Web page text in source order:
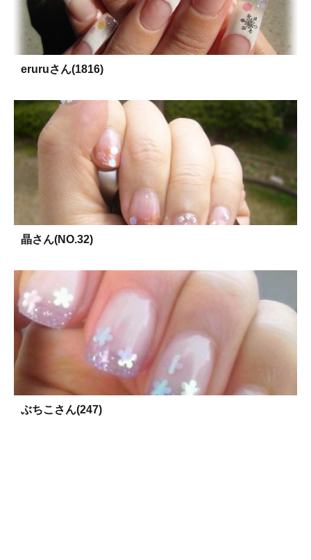
eruruさん(1816)
晶さん(NO.32)
ぶちこさん(247)